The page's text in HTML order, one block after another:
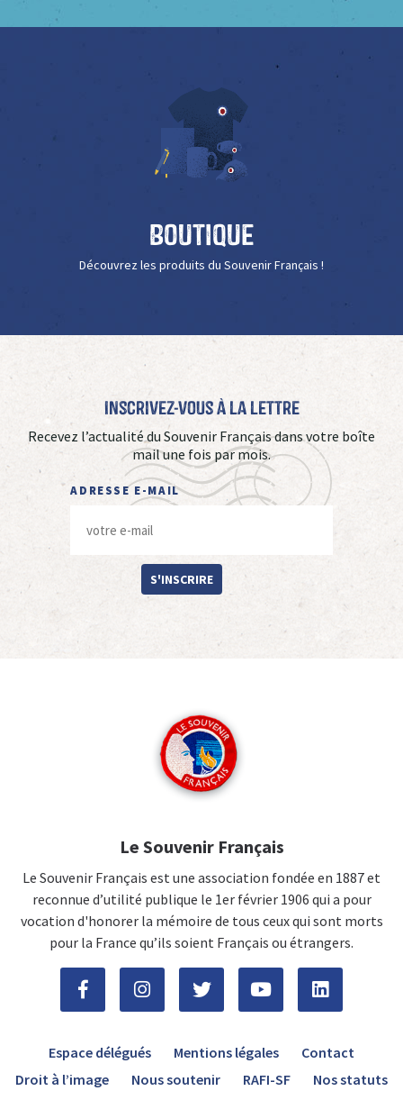
Boutique
Découvrez les produits du Souvenir Français !
Inscrivez-vous à La Lettre
Recevez l’actualité du Souvenir Français dans votre boîte
mail une fois par mois.
ADRESSE E-MAIL
S'INSCRIRE
Le Souvenir Français
Le Souvenir Français est une association fondée en 1887 et
reconnue d’utilité publique le 1er février 1906 qui a pour
vocation d'honorer la mémoire de tous ceux qui sont morts
pour la France qu’ils soient Français ou étrangers.
Espace délégués Mentions légales
Contact
Droit à l’image
Nous soutenir RAFI-SF Nos statuts